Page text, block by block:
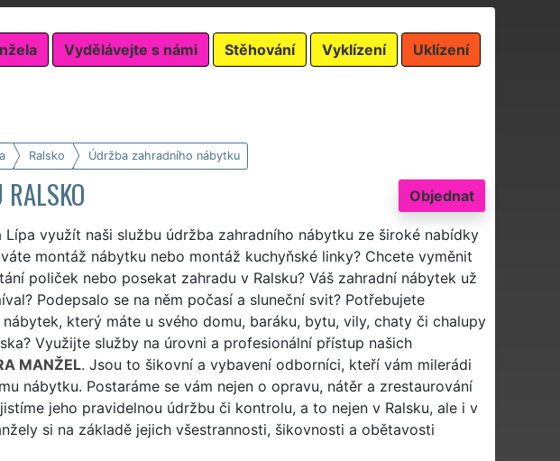
Vydělávejte s námi Stěhování Vyklízení Uklízení
Ralsko Údržba zahradního nábytku
Objednat
využít naši službu údržba zahradního nábytku ze široké nabídky
montáž nábytku nebo montáž kuchyňské linky? Chcete vyměnit
poliček nebo posekat zahradu v Ralsku? Váš zahradní nábytek už
Podepsalo se na něm počasí a sluneční svit? Potřebujete
který máte u svého domu, baráku, bytu, vily, chaty či chalupy
Využijte služby na úrovni a profesionální přístup našich
MANŽEL. Jsou to šikovní a vybavení odborníci, kteří vám milerádi
nábytku. Postaráme se vám nejen o opravu, nátěr a zrestaurování
jeho pravidelnou údržbu či kontrolu, a to nejen v Ralsku, ale i v
si na základě jejich všestrannosti, šikovnosti a obětavosti